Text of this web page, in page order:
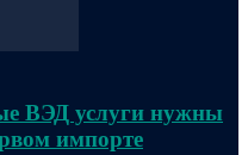
ВЭД услуги нужны
импорте